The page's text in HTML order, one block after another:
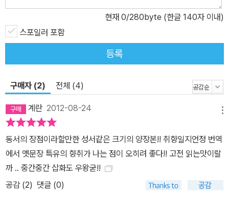
높이 평가했다. 사실상 근대사상과 관련을 맺으며 전형들을 창조하는
데 두 사람은 쌍벽을 이룬다. 단테는 셰익스피어처럼 역사적인 인물
들로부터 보편적 전형을 창조했고, 그렇게 함으로써 현대 신화의 보
고(寶庫)를 더욱 풍부하게 했다. 《신곡》은 역사상 가장 뛰어난 서사
는 작품이다. 이 책 또한 독자의 마음을 이끄는 즐거움을 갖고 있어야
한다는 것, 무엇보다 줄거리 전개가 쉽게 이해되어야 함을 염두에 두
고 시적인 구어체로 번역하였다.
현재 0/280byte (한글 140자 이내)
스포일러 포함
등록
구매자 (2) 전체 (4)
계란 2012-08-24
동서의 장점이라할만한 성서같은 크기의 양장본!! 취향일지언정 번역
에서 옛문장 특유의 향취가 나는 점이 오히려 좋다!! 고전 읽는맛이랄
까 .. 중간중간 삽화도 우왕굳!!
공감 (2) 댓글 (0)